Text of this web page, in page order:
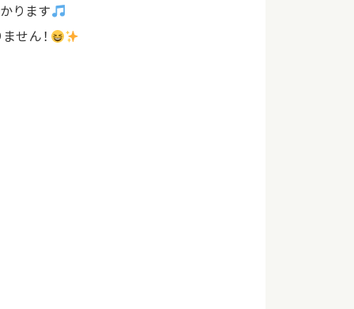
ります
せん！